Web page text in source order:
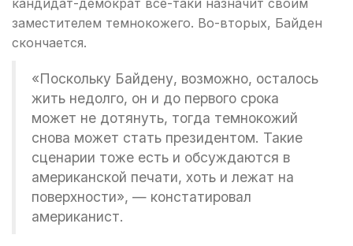
кандидат-демократ все-таки назначит своим
заместителем темнокожего. Во-вторых, Байден
скончается.
«Поскольку Байдену, возможно, осталось
жить недолго, он и до первого срока
может не дотянуть, тогда темнокожий
снова может стать президентом. Такие
сценарии тоже есть и обсуждаются в
американской печати, хоть и лежат на
поверхности», — констатировал
американист.